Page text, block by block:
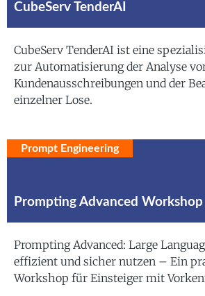
CubeServ TenderAI
CubeServ TenderAI ist eine
zur Automatisierung der Analyse
Kundenausschreibungen und der
einzelner Lose.
Prompt Engineering
Prompting Advanced Workshop
Prompting Advanced: Large
effizient und sicher nutzen – Ein
Workshop für Einsteiger mit